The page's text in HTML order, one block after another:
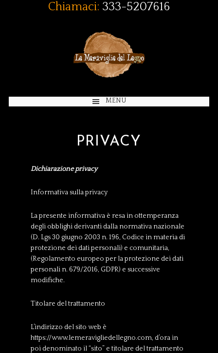
Chiamaci: 333-5207616
MENU
PRIVACY
Dichiarazione privacy
Informativa sulla privacy
La presente informativa è resa in ottemperanza
degli obblighi derivanti dalla normativa nazionale
(D. Lgs 30 giugno 2003 n. 196, Codice in materia di
protezione dei dati personali) e comunitaria,
(Regolamento europeo per la protezione dei dati
personali n. 679/2016, GDPR) e successive
modifiche.
Titolare del trattamento
L’indirizzo del sito web è
https://www.lemeravigliedellegno.com, d’ora in
poi denominato il “sito” e titolare del trattamento